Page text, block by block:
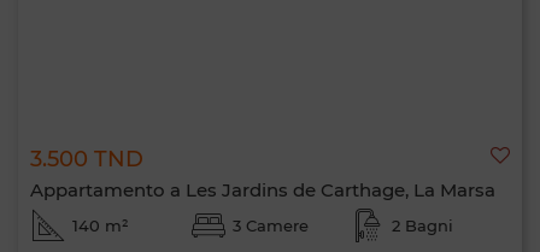
3.500 TND
Appartamento a Les Jardins de Carthage, La Marsa
140 m² 3 Camere 2 Bagni